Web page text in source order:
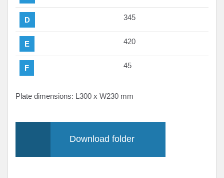
D 345
E 420
F 45
Plate dimensions: L300 x W230 mm
Download folder